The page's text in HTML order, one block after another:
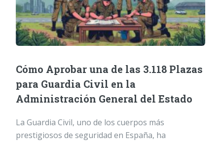
Cómo Aprobar una de las 3.118 Plazas
para Guardia Civil en la
Administración General del Estado
La Guardia Civil, uno de los cuerpos más
prestigiosos de seguridad en España, ha